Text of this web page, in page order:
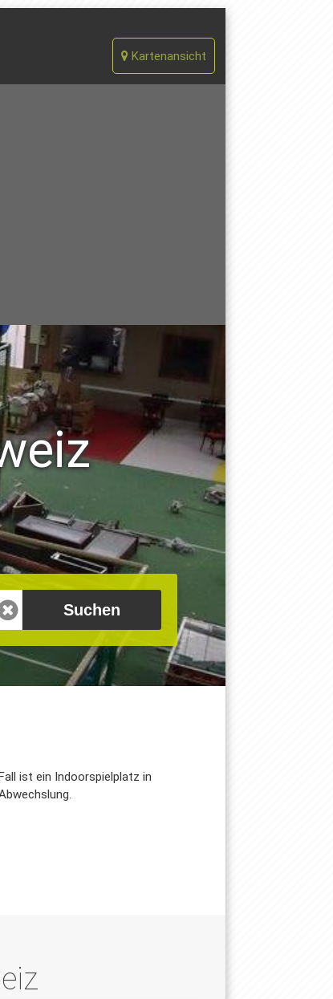
Kartenansicht
ist ein Indoorspielplatz in